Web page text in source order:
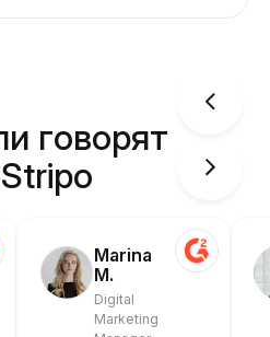
говорят
Marina
M.
Digital
Marketing